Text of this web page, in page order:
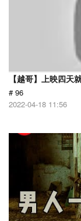
【越哥】上映四天
# 96
2022-04-18 11:56